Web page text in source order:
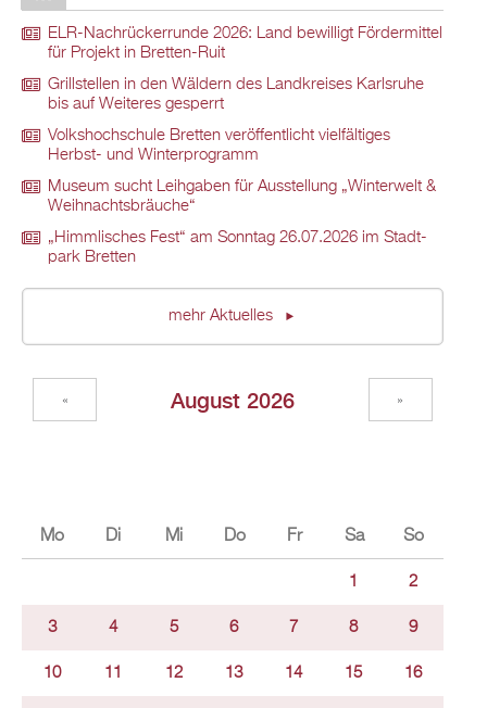
ELR-Nach­rü­ck­er­run­de 2026: Land be­wil­ligt För­der­mit­tel
für Pro­jekt in Brett­en-Ruit
Grill­stel­len in den Wäl­dern des Land­krei­ses Karls­ru­he
bis auf Wei­te­res ge­sperrt
Volks­hoch­schu­le Brett­en ver­öf­fent­licht viel­fäl­ti­ges
Herbst- und Win­ter­pro­gramm
Mu­se­um sucht Leih­ga­ben für Aus­stel­lung „Win­ter­welt &
Weih­nachts­bräu­che“
„Himm­li­sches Fest“ am Sonn­tag 26.07.2026 im Stadt­
park Brett­en
mehr Ak­tu­el­les
Au­gust 2026
« »
Mo Di Mi Do Fr Sa So
1 2
3 4 5 6 7 8 9
10 11 12 13 14 15 16